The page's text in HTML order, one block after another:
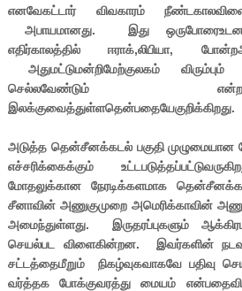
எனவேகட்டார் விவகாரம்
அபாயமானது. இது
எதிர்காலத்தில் ஈராக்,லிபியா,
அதுமட்டுமன்றிமேற்குலகம்
செல்லவேண்டும்
இலக்குவைத்துள்ளதென்பதையேகுறிக்கிறது.
அடுத்த தென்சீனக்கடல் பகுதி முழுமையான
எச்சரிக்கைக்கும்
மோதலுக்கான நேரடிக்களமாக
சீனாவின் அணுகுமுறை அமெரிக்காவின்
அமைந்துள்ளது. இருதரப்புகளும்
செயல்பட விளைகின்றன. இவர்களின்
சட்டத்தைமீறும் நிகழ்வுகவாகவே பதிவு
வர்த்தக போக்குவரத்து மையம்